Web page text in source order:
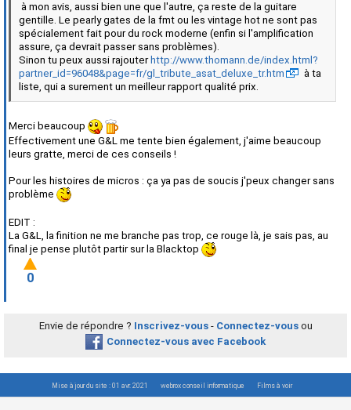
à mon avis, aussi bien une que l'autre, ça reste de la guitare
gentille. Le pearly gates de la fmt ou les vintage hot ne sont pas
spécialement fait pour du rock moderne (enfin si l'amplification
assure, ça devrait passer sans problèmes).
Sinon tu peux aussi rajouter http://www.thomann.de/index.html?
partner_id=96048&page=fr/gl_tribute_asat_deluxe_tr.htm
à ta
liste, qui a surement un meilleur rapport qualité prix.
Merci beaucoup
Effectivement une G&L me tente bien également, j'aime beaucoup
leurs gratte, merci de ces conseils !
Pour les histoires de micros : ça ya pas de soucis j'peux changer sans
problème
EDIT :
La G&L, la finition ne me branche pas trop, ce rouge là, je sais pas, au
final je pense plutôt partir sur la Blacktop
0
Envie de répondre ? Inscrivez-vous- Connectez-vousou
Connectez-vous avec Facebook
Mise à jour du site : 01 avr. 2021 webrox conseil informatique Films à voir